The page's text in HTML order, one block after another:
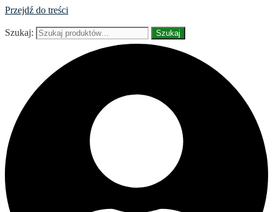
Przejdź do treści
Szukaj: Szukaj